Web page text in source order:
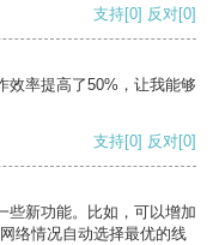
支持[0] 反对[0]
效率提高了50%，让我能够
支持[0] 反对[0]
些新功能。比如，可以增加
络情况自动选择最优的线